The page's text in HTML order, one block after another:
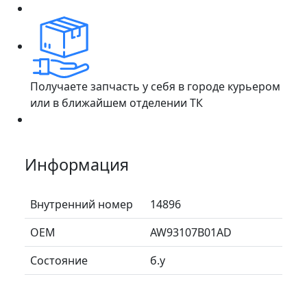
Получаете запчасть у себя в городе курьером
или в ближайшем отделении ТК
Информация
Внутренний номер
14896
ОЕМ
AW93107B01AD
Состояние
б.у